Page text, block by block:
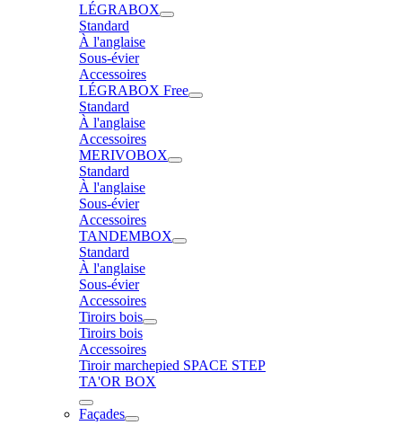
LÉGRABOX
Standard
À l'anglaise
Sous-évier
Accessoires
LÉGRABOX Free
Standard
À l'anglaise
Accessoires
MERIVOBOX
Standard
À l'anglaise
Sous-évier
Accessoires
TANDEMBOX
Standard
À l'anglaise
Sous-évier
Accessoires
Tiroirs bois
Tiroirs bois
Accessoires
Tiroir marchepied SPACE STEP
TA'OR BOX
Façades